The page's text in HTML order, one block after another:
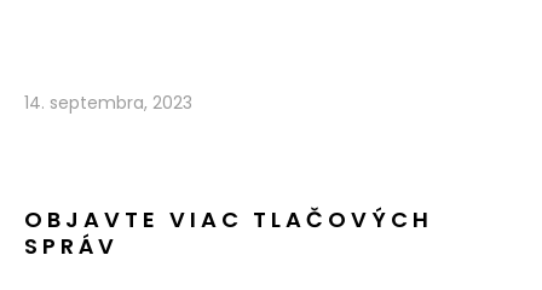
14. septembra, 2023
OBJAVTE VIAC TLAČOVÝCH
SPRÁV